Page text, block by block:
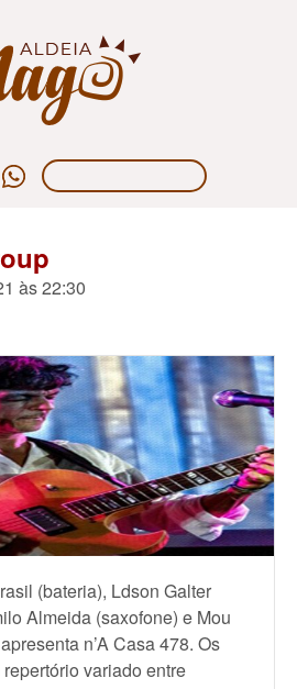
às 22:30
(bateria), Ldson Galter
Almeida (saxofone) e Mou
n’A Casa 478. Os
variado entre